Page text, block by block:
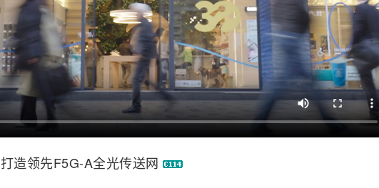
造领先F5G-A全光传送网